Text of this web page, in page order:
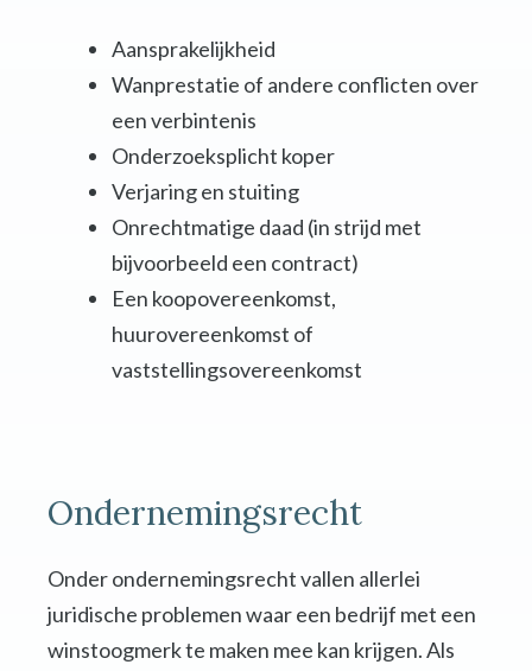
Aansprakelijkheid
Wanprestatie of andere conflicten over
een verbintenis
Onderzoeksplicht koper
Verjaring en stuiting
Onrechtmatige daad (in strijd met
bijvoorbeeld een contract)
Een koopovereenkomst,
huurovereenkomst of
vaststellingsovereenkomst
Ondernemingsrecht
Onder ondernemingsrecht vallen allerlei
juridische problemen waar een bedrijf met een
winstoogmerk te maken mee kan krijgen. Als